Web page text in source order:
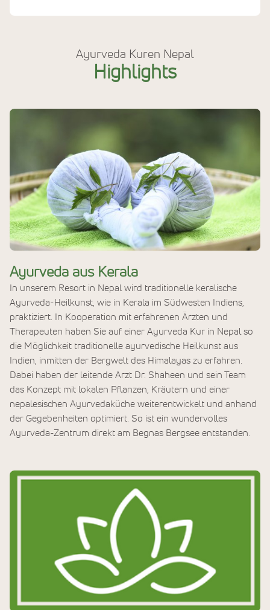
Ayurveda Kuren Nepal
Highlights
Ayurveda aus Kerala
In unserem Resort in Nepal wird traditionelle keralische
Ayurveda-Heilkunst, wie in Kerala im Südwesten Indiens,
praktiziert. In Kooperation mit erfahrenen Ärzten und
Therapeuten haben Sie auf einer Ayurveda Kur in Nepal so
die Möglichkeit traditionelle ayurvedische Heilkunst aus
Indien, inmitten der Bergwelt des Himalayas zu erfahren.
Dabei haben der leitende Arzt Dr. Shaheen und sein Team
das Konzept mit lokalen Pflanzen, Kräutern und einer
nepalesischen Ayurvedaküche weiterentwickelt und anhand
der Gegebenheiten optimiert. So ist ein wundervolles
Ayurveda-Zentrum direkt am Begnas Bergsee entstanden.